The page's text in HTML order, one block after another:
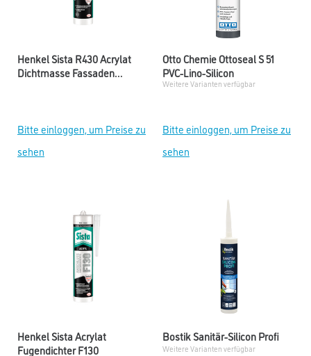
Henkel Sista R430 Acrylat
Dichtmasse Fassaden
Bitte einloggen, um Preise zu
sehen
Otto Chemie Ottoseal S 51
PVC-Lino-Silicon
Weitere Varianten verfügbar
Bitte einloggen, um Preise zu
sehen
Henkel Sista Acrylat
Fugendichter F130
Bostik Sanitär-Silicon Profi
Weitere Varianten verfügbar